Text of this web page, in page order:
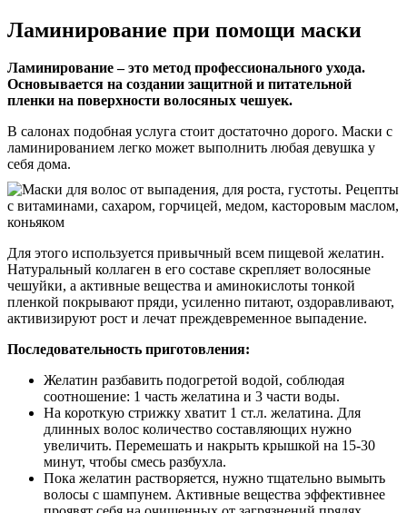
Ламинирование при помощи маски
Ламинирование – это метод профессионального ухода.
Основывается на создании защитной и питательной
пленки на поверхности волосяных чешуек.
В салонах подобная услуга стоит достаточно дорого. Маски с
ламинированием легко может выполнить любая девушка у
себя дома.
Для этого используется привычный всем пищевой желатин.
Натуральный коллаген в его составе скрепляет волосяные
чешуйки, а активные вещества и аминокислоты тонкой
пленкой покрывают пряди, усиленно питают, оздоравливают,
активизируют рост и лечат преждевременное выпадение.
Последовательность приготовления:
Желатин разбавить подогретой водой, соблюдая
соотношение: 1 часть желатина и 3 части воды.
На короткую стрижку хватит 1 ст.л. желатина. Для
длинных волос количество составляющих нужно
увеличить. Перемешать и накрыть крышкой на 15-30
минут, чтобы смесь разбухла.
Пока желатин растворяется, нужно тщательно вымыть
волосы с шампунем. Активные вещества эффективнее